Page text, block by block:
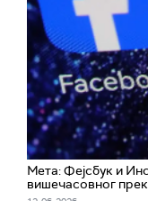
Мета: Фејсбук и
вишечасовног